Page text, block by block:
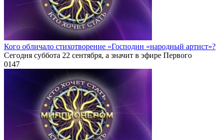
Кого обличало стихотворение «Господин «народный артист»?
Сегодня суббота 22 сентября, а значит в эфире Первого
0147